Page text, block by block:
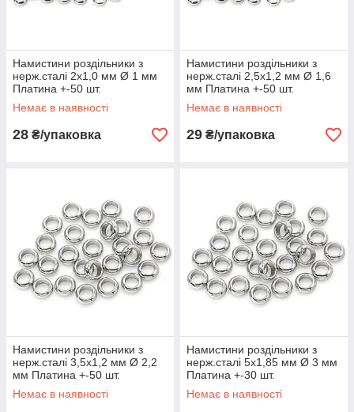
Намистини роздільники з
нерж.сталі 2х1,0 мм Ø 1 мм
Платина +-50 шт.
Немає в наявності
28 ₴/упаковка
Намистини роздільники з
нерж.сталі 2,5х1,2 мм Ø 1,6
мм Платина +-50 шт.
Немає в наявності
29 ₴/упаковка
Намистини роздільники з
нерж.сталі 3,5х1,2 мм Ø 2,2
мм Платина +-50 шт.
Немає в наявності
Намистини роздільники з
нерж.сталі 5х1,85 мм Ø 3 мм
Платина +-30 шт.
Немає в наявності